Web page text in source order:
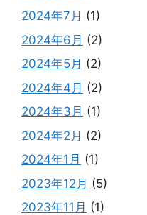
2024年7月 (1)
2024年6月 (2)
2024年5月 (2)
2024年4月 (2)
2024年3月 (1)
2024年2月 (2)
2024年1月 (1)
2023年12月 (5)
2023年11月 (1)